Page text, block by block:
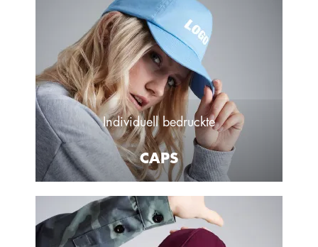
Individuell bedruckte
CAPS